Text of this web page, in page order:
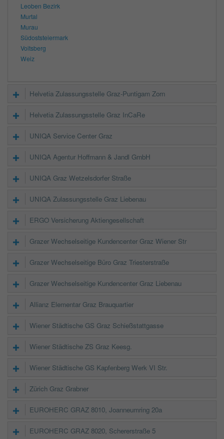
Leoben Bezirk
Murtal
Murau
Südoststeiermark
Voitsberg
Weiz
Helvetia Zulassungsstelle Graz-Puntigam Zorn
Helvetia Zulassungsstelle Graz InCaRe
UNIQA Service Center Graz
UNIQA Agentur Hoffmann & Jandl GmbH
UNIQA Graz Wetzelsdorfer Straße
UNIQA Zulassungsstelle Graz Liebenau
ERGO Versicherung Aktiengesellschaft
Grazer Wechselseitige Kundencenter Graz Wiener Str
Grazer Wechselseitige Büro Graz Triesterstraße
Grazer Wechselseitige Kundencenter Graz Liebenau
Allianz Elementar Graz Brauquartier
Wiener Städtische GS Graz Schießstattgasse
Wiener Städtische ZS Graz Keesg.
Wiener Städtische GS Kapfenberg Werk VI Str.
Zürich Graz Grabner
EUROHERC GRAZ 8010, Joanneumring 20a
EUROHERC GRAZ 8020, Schererstraße 5